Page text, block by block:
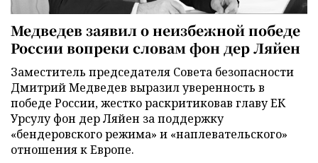
Медведев заявил о неизбежной победе
России вопреки словам фон дер Ляйен
Заместитель председателя Совета безопасности
Дмитрий Медведев выразил уверенность в
победе России, жестко раскритиковав главу ЕК
Урсулу фон дер Ляйен за поддержку
«бендеровского режима» и «наплевательского»
отношения к Европе.